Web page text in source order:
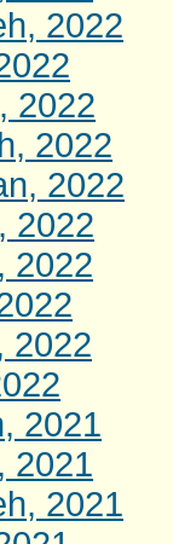
2022
2022
2022
2022
2022
2022
2022
2021
2021
2021